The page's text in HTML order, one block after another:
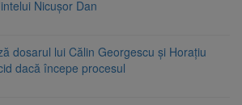
Nicușor Dan
dosarul lui Călin Georgescu și Horațiu
dacă începe procesul